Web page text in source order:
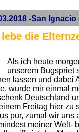
-San
lebe die
Als ich heute
unserem Bugspriet
lassen und dabei
wurde mir einmal
Deutschland
Freitag hier zu
pur, zumal wir uns
meiner Welt-